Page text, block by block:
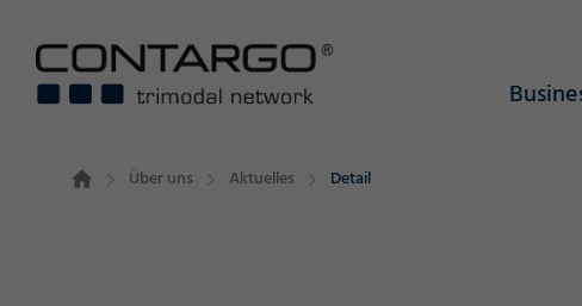
Über uns Aktuelles Detail